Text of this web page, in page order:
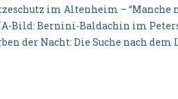
im Altenheim – “Manche
Bild: Bernini-Baldachin im
der Nacht: Die Suche nach